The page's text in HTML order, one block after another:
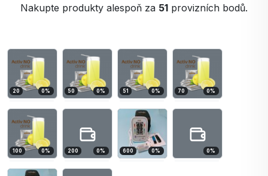
Nakupte produkty alespoň za 51 provizních bodů.
20 0% 50 0% 51 0% 70 0%
100 0% 200 0% 600 0% 0%